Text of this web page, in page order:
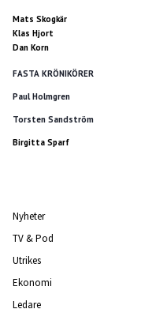
Mats Skogkär
Klas Hjort
Dan Korn
FASTA KRÖNIKÖRER
Paul Holmgren
Torsten Sandström
Birgitta Sparf
Nyheter
TV & Pod
Utrikes
Ekonomi
Ledare